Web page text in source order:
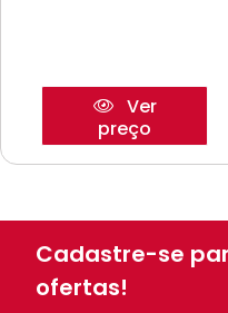
Ver
preço
Cadastre-se
ofertas!